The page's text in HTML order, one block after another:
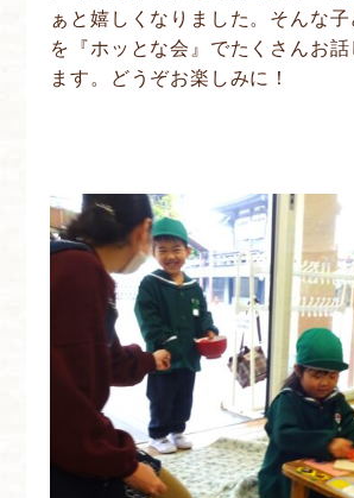
ぁと嬉しくなりました。そんな
を『ホッとな会』でたくさんお
ます。どうぞお楽しみに！